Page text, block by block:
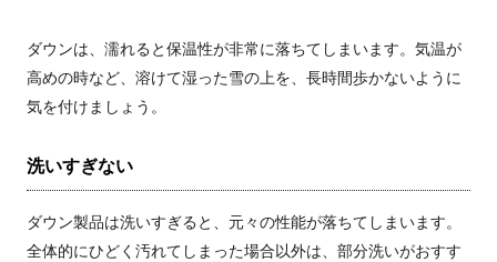
ダウンは、濡れると保温性が非常に落ちてしまいます。気温が
高めの時など、溶けて湿った雪の上を、長時間歩かないように
気を付けましょう。
洗いすぎない
ダウン製品は洗いすぎると、元々の性能が落ちてしまいます。
全体的にひどく汚れてしまった場合以外は、部分洗いがおすす